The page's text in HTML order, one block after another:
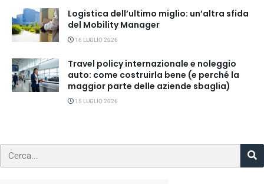
Logistica dell’ultimo miglio: un’altra sfida
del Mobility Manager
16 LUGLIO 2026
Travel policy internazionale e noleggio
auto: come costruirla bene (e perché la
maggior parte delle aziende sbaglia)
15 LUGLIO 2026